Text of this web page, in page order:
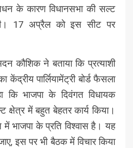
के कारण विधानसभा की सल्ट
17 अप्रैल को इस सीट पर
कौशिक ने बताया कि प्रत्याशी
पार्लियामेंट्री बोर्ड फैसला
कि भाजपा के दिवंगत विधायक
क्षेत्र में बहुत बेहतर कार्य किया।
में भाजपा के प्रति विश्वास है। यह
इस पर भी बैठक में विचार किया